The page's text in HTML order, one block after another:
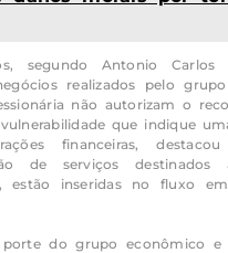
segundo Antonio Carlos
realizados pelo
não autorizam o
que indique
financeiras,
de serviços destinados
estão inseridas no fluxo
do grupo econômico e